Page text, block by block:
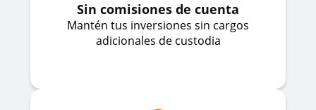
Sin comisiones de cuenta
Mantén tus inversiones sin cargos
adicionales de custodia